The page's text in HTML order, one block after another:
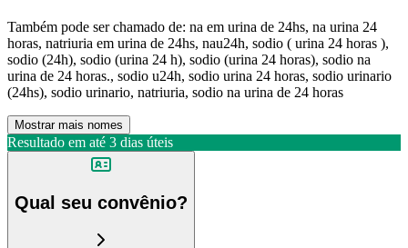
Também pode ser chamado de: na em urina de 24hs, na urina 24
horas, natriuria em urina de 24hs, nau24h, sodio ( urina 24 horas ),
sodio (24h), sodio (urina 24 h), sodio (urina 24 horas), sodio na
urina de 24 horas., sodio u24h, sodio urina 24 horas, sodio urinario
(24hs), sodio urinario, natriuria, sodio na urina de 24 horas
Mostrar mais nomes
Resultado em até 3 dias úteis
Qual seu convênio?